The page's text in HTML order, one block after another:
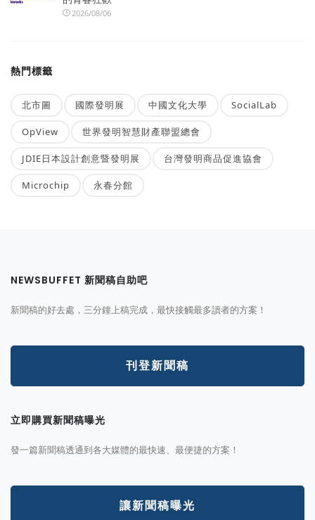
2026/08/06
熱門標籤
北市圖 國際發明展 中國文化大學 SocialLab
OpView 世界發明智慧財產聯盟總會
JDIE日本設計創意暨發明展 台灣發明商品促進協會
Microchip 永春分館
NEWSBUFFET 新聞稿自助吧
新聞稿的好去處，三分鐘上稿完成，最快接觸最多讀者的方案！
刊登新聞稿
立即購買新聞稿曝光
發一篇新聞稿透通到各大媒體的最快速、最便捷的方案！
讓新聞稿曝光